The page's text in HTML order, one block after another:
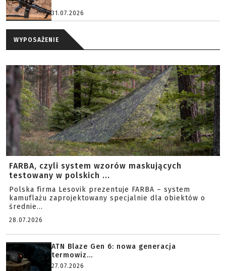
31.07.2026
WYPOSAŻENIE
FARBA, czyli system wzorów maskujących
testowany w polskich ...
Polska firma Lesovik prezentuje FARBA – system
kamuflażu zaprojektowany specjalnie dla obiektów o
średnie...
28.07.2026
ATN Blaze Gen 6: nowa generacja
termowiz...
27.07.2026